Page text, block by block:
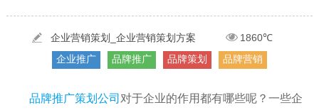
企业营销策划_企业营销策划方案
1860℃
企业推广
品牌推广 品牌策划 品牌营销
品牌推广策划公司 对于企业的作用都有哪些呢？一些企